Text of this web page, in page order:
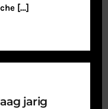
[…]
jarig